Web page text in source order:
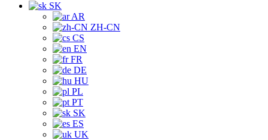
SK
AR
ZH-CN
CS
EN
FR
DE
HU
PL
PT
SK
ES
UK